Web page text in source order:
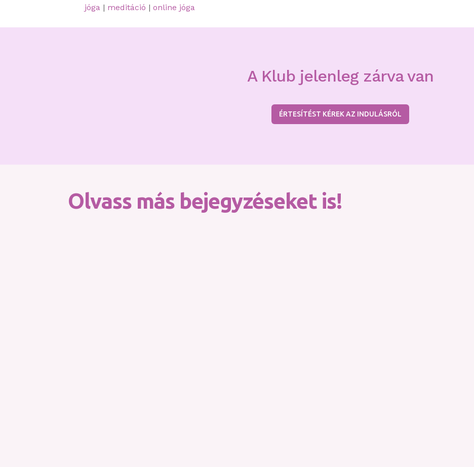
jóga | meditáció | online jóga
A Klub jelenleg zárva van
ÉRTESÍTÉST KÉREK AZ INDULÁSRÓL
Olvass más bejegyzéseket is!